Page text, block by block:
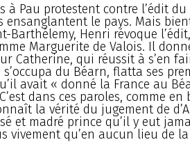
à Pau protestent contre l’édit
ensanglantent le pays. Mais
Barthélemy, Henri révoque
Marguerite de Valois. Il
Catherine, qui réussit à s’en
s’occupa du Béarn, flatta ses
avait « donné la France au
dans ces paroles, comme en
la vérité du jugement de
et madré prince qu’il y eut
vivement qu’en aucun lieu de la